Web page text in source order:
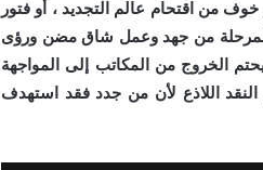
من اقتحام عالم التجديد ، أو فتور
المرحلة من جهد وعمل شاق مضن ورؤى
الخروج من المكاتب إلى المواجهة
النقد اللاذع لأن من جدد فقد استهدف